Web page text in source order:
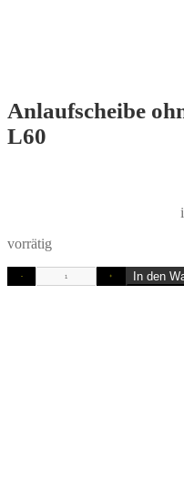
Anlaufscheibe
L60
vorrätig
- + In den